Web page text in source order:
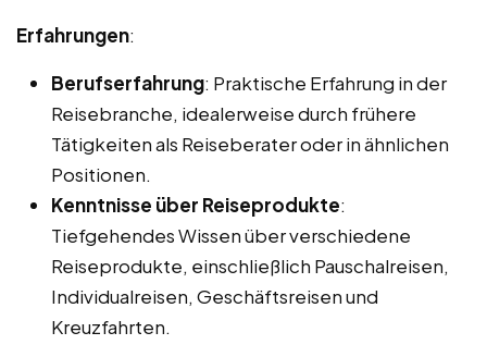
Erfahrungen:
Berufserfahrung: Praktische Erfahrung in der
Reisebranche, idealerweise durch frühere
Tätigkeiten als Reiseberater oder in ähnlichen
Positionen.
Kenntnisse über Reiseprodukte:
Tiefgehendes Wissen über verschiedene
Reiseprodukte, einschließlich Pauschalreisen,
Individualreisen, Geschäftsreisen und
Kreuzfahrten.